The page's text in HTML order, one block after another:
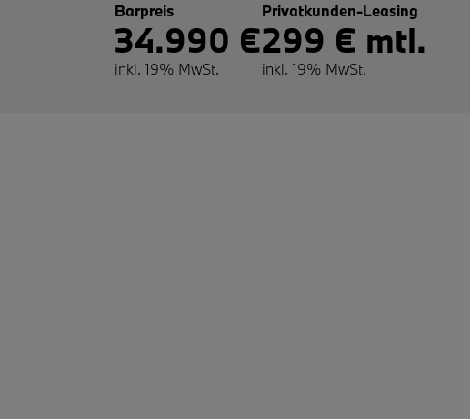
Barpreis
34.990 €
inkl. 19% MwSt.
Privatkunden-Leasing
299 € mtl.
inkl. 19% MwSt.